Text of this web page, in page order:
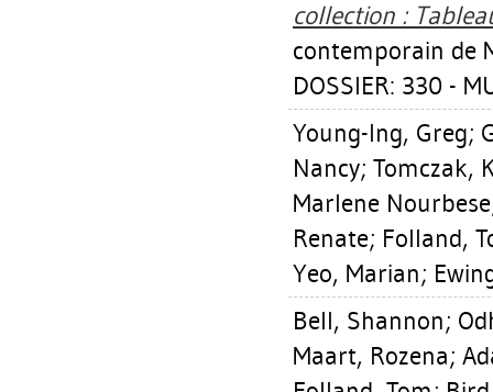
collection :
contemporain de
DOSSIER: 330 -
Young-Ing, Greg;
Nancy; Tomczak,
Marlene Nourbese
Renate; Folland,
Yeo, Marian;
Bell, Shannon;
Maart, Rozena;